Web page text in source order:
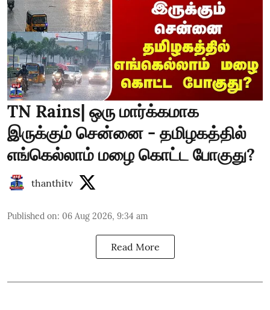
TN Rains| ஒரு மார்க்கமாக
இருக்கும் சென்னை - தமிழகத்தில்
எங்கெல்லாம் மழை கொட்ட போகுது?
thanthitv
Published on: 06 Aug 2026, 9:34 am
Read More